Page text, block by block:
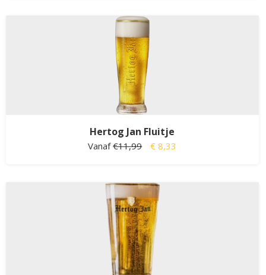
Hertog Jan Fluitje
Vanaf€11,99 € 8,33